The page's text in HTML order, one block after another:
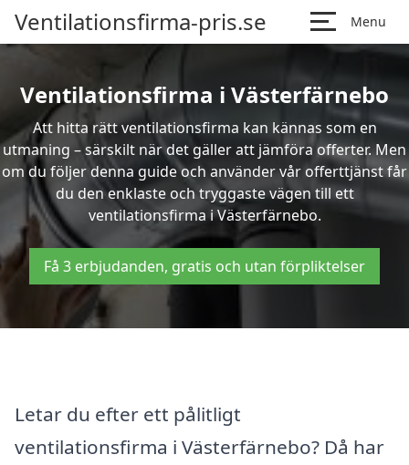
Ventilationsfirma-pris.se Menu
Ventilationsfirma i Västerfärnebo
Att hitta rätt ventilationsfirma kan kännas som en
utmaning – särskilt när det gäller att jämföra offerter. Men
om du följer denna guide och använder vår offerttjänst får
du den enklaste och tryggaste vägen till ett
ventilationsfirma i Västerfärnebo.
Få 3 erbjudanden, gratis och utan förpliktelser
Letar du efter ett pålitligt
ventilationsfirma i Västerfärnebo? Då har